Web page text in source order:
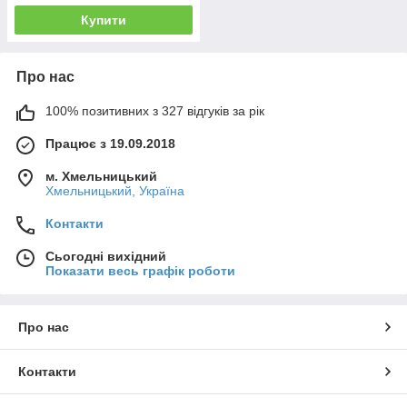
Купити
Про нас
100% позитивних з 327 відгуків за рік
Працює з 19.09.2018
м. Хмельницький
Хмельницький, Україна
Контакти
Сьогодні вихідний
Показати весь графік роботи
Про нас
Контакти